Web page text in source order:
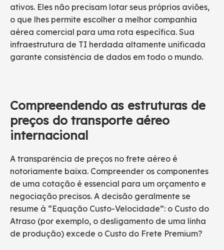
ativos. Eles não precisam lotar seus próprios aviões,
o que lhes permite escolher a melhor companhia
aérea comercial para uma rota específica. Sua
infraestrutura de TI herdada altamente unificada
garante consistência de dados em todo o mundo.
Compreendendo as estruturas de
preços do transporte aéreo
internacional
A transparência de preços no frete aéreo é
notoriamente baixa. Compreender os componentes
de uma cotação é essencial para um orçamento e
negociação precisos. A decisão geralmente se
resume à “Equação Custo-Velocidade”: o Custo do
Atraso (por exemplo, o desligamento de uma linha
de produção) excede o Custo do Frete Premium?